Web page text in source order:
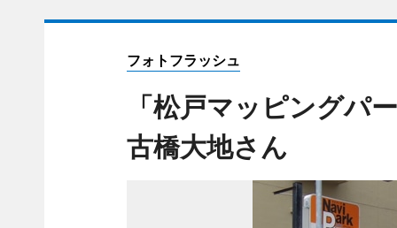
フォトフラッシュ
「松戸マッピングパ
古橋大地さん